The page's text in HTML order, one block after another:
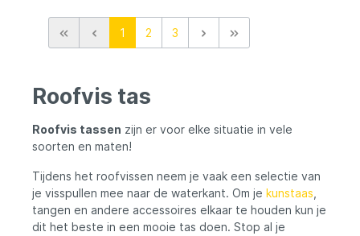
een waterbestendige coating, waardoor hij
bestand is tegen alle
weersomstandigheden. De gewatteerde
tijdens lange vissessies. Hoofdmateriaal:
Dubbel geweven hexagon polyester met
coating Inclusief 1 Westin Tackle Box (27,5
x 18,5 x 4,5 cm) Waterbestendige
materialen Gereedschapsriem met
accessoires Gewatteerd vak en
verstelbare schouderriem Afmeting: 52 x 21
x 6 cm
1 2 3
Roofvis tas
Roofvis tassen zijn er voor elke situatie in vele
soorten en maten!
Tijdens het roofvissen neem je vaak een selectie van
je visspullen mee naar de waterkant. Om je kunstaas
tangen en andere accessoires elkaar te houden kun je
dit het beste in een mooie tas doen. Stop al je